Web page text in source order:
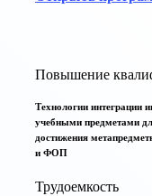
Повышение
Технологии интеграции
учебными предметами
достижения
и ФОП
Трудоемкость